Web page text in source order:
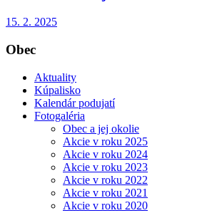
15. 2. 2025
Obec
Aktuality
Kúpalisko
Kalendár podujatí
Fotogaléria
Obec a jej okolie
Akcie v roku 2025
Akcie v roku 2024
Akcie v roku 2023
Akcie v roku 2022
Akcie v roku 2021
Akcie v roku 2020